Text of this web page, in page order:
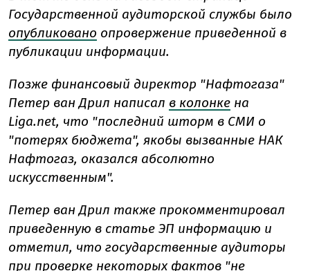
Государственной аудиторской службы было
опубликовано опровержение приведенной в
публикации информации.
Позже финансовый директор "Нафтогаза"
Петер ван Дрил написал в колонке на
Liga.net, что "последний шторм в СМИ о
"потерях бюджета", якобы вызванные НАК
Нафтогаз, оказался абсолютно
искусственным".
Петер ван Дрил также прокомментировал
приведенную в статье ЭП информацию и
отметил, что государственные аудиторы
при проверке некоторых фактов "не